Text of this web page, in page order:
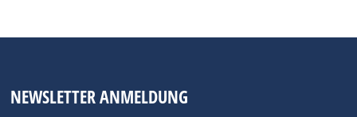
NEWSLETTER ANMELDUNG